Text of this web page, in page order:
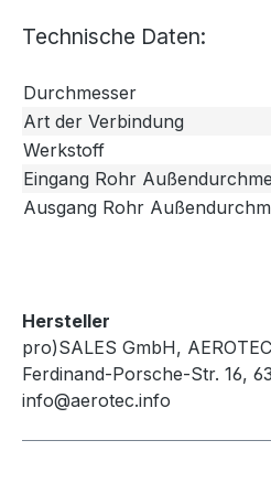
Technische Daten:
Durchmesser
Art der Verbindung
Werkstoff
Eingang Rohr
Ausgang Rohr
Hersteller
pro)SALES GmbH,
Ferdinand-Porsche-Str. 16,
info@aerotec.info